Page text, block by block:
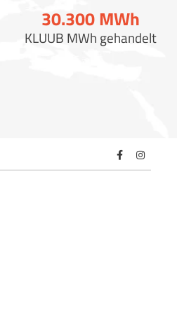
30.300MWh
KLUUB MWh gehandelt